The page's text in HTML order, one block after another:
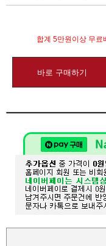
합계 5만원이상 무
바로 구매하기